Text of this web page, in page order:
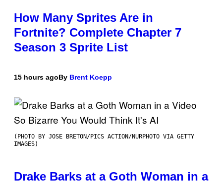
How Many Sprites Are in
Fortnite? Complete Chapter 7
Season 3 Sprite List
15 hours agoBy Brent Koepp
(PHOTO BY JOSE BRETON/PICS ACTION/NURPHOTO VIA GETTY
IMAGES)
Drake Barks at a Goth Woman in a